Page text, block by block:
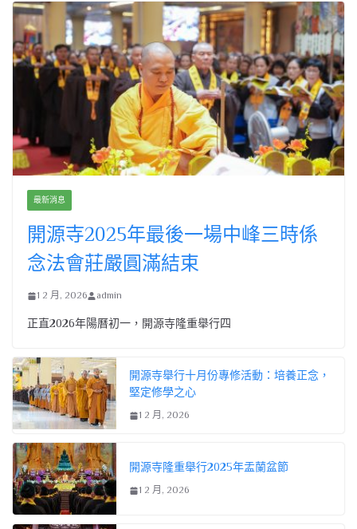
最新消息
開源寺2025年最後一場中峰三時係
念法會莊嚴圓滿結束
1 2 月, 2026 admin
正直2026年陽曆初一，開源寺隆重舉行四
開源寺舉行十月份專修活動：培養正念，
堅定修學之心
1 2 月, 2026
開源寺隆重舉行2025年盂蘭盆節
1 2 月, 2026